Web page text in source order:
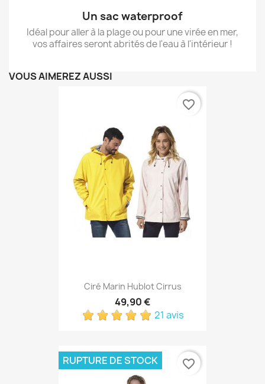
Un sac waterproof
Idéal pour aller à la plage ou pour une virée en mer,
vos affaires seront abrités de l'eau à l'intérieur !
VOUS AIMEREZ AUSSI
Ciré Marin Hublot Cirrus
49,90 €
21 avis
favorite_border
RUPTURE DE STOCK favorite_border